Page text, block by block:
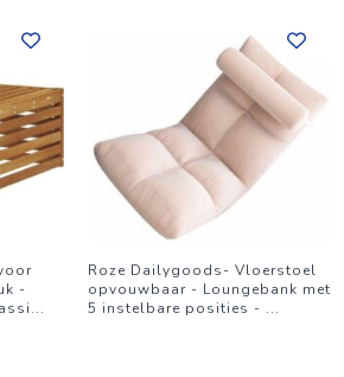
-
...
Roze Dailygoods- Vloerstoel
opvouwbaar - Loungebank met
5 instelbare posities - ...